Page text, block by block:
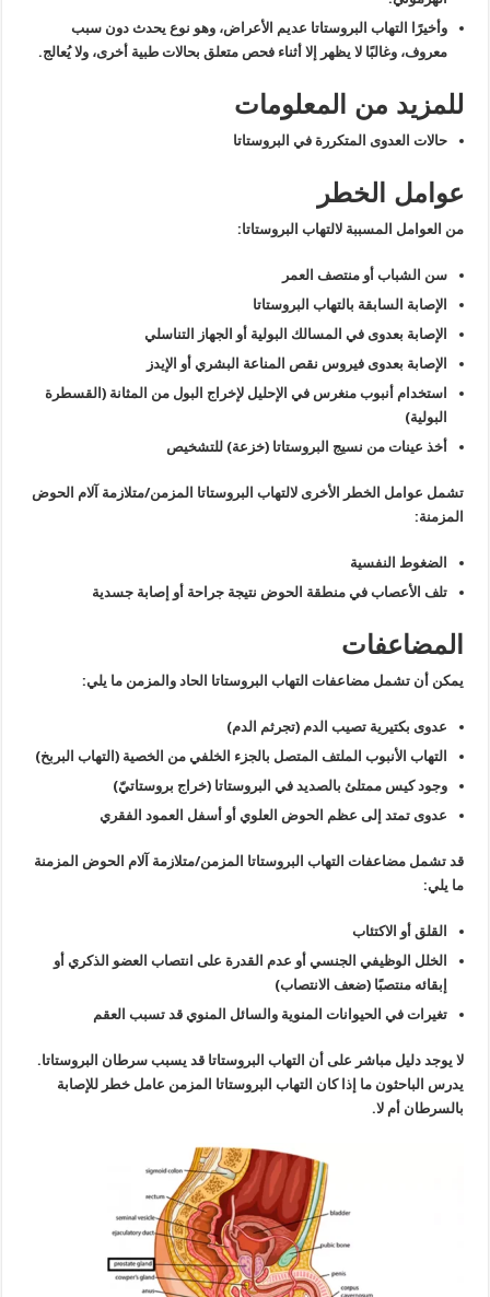
وأخيرًا التهاب البروستاتا عديم الأعراض، وهو نوع يحدث دون سبب
معروف، وغالبًا لا يظهر إلا أثناء فحص متعلق بحالات طبية أخرى، ولا يُعالج.
للمزيد من المعلومات
حالات العدوى المتكررة في البروستاتا
عوامل الخطر
من العوامل المسببة لالتهاب البروستاتا:
سن الشباب أو منتصف العمر
الإصابة السابقة بالتهاب البروستاتا
الإصابة بعدوى في المسالك البولية أو الجهاز التناسلي
الإصابة بعدوى فيروس نقص المناعة البشري أو الإيدز
استخدام أنبوب منغرس في الإحليل لإخراج البول من المثانة (القسطرة
البولية)
أخذ عينات من نسيج البروستاتا (خزعة) للتشخيص
تشمل عوامل الخطر الأخرى لالتهاب البروستاتا المزمن/متلازمة آلام الحوض
المزمنة:
الضغوط النفسية
تلف الأعصاب في منطقة الحوض نتيجة جراحة أو إصابة جسدية
المضاعفات
يمكن أن تشمل مضاعفات التهاب البروستاتا الحاد والمزمن ما يلي:
عدوى بكتيرية تصيب الدم (تجرثم الدم)
التهاب الأنبوب الملتف المتصل بالجزء الخلفي من الخصية (التهاب البربخ)
وجود كيس ممتلئ بالصديد في البروستاتا (خراج بروستاتيّ)
عدوى تمتد إلى عظم الحوض العلوي أو أسفل العمود الفقري
قد تشمل مضاعفات التهاب البروستاتا المزمن/متلازمة آلام الحوض المزمنة
ما يلي:
القلق أو الاكتئاب
الخلل الوظيفي الجنسي أو عدم القدرة على انتصاب العضو الذكري أو
إبقائه منتصبًا (ضعف الانتصاب)
تغيرات في الحيوانات المنوية والسائل المنوي قد تسبب العقم
لا يوجد دليل مباشر على أن التهاب البروستاتا قد يسبب سرطان البروستاتا.
يدرس الباحثون ما إذا كان التهاب البروستاتا المزمن عامل خطر للإصابة
بالسرطان أم لا.